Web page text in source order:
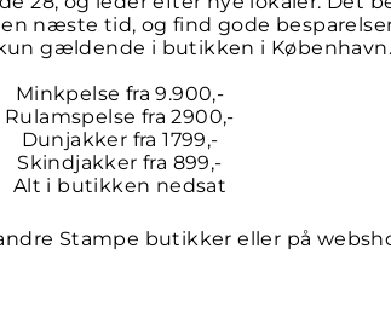
næste tid, og find gode
gældende i butikken i København.
Minkpelse fra 9.900,-
Rulamspelse fra 2900,-
Dunjakker fra 1799,-
Skindjakker fra 899,-
Alt i butikken nedsat
Stampe butikker eller på